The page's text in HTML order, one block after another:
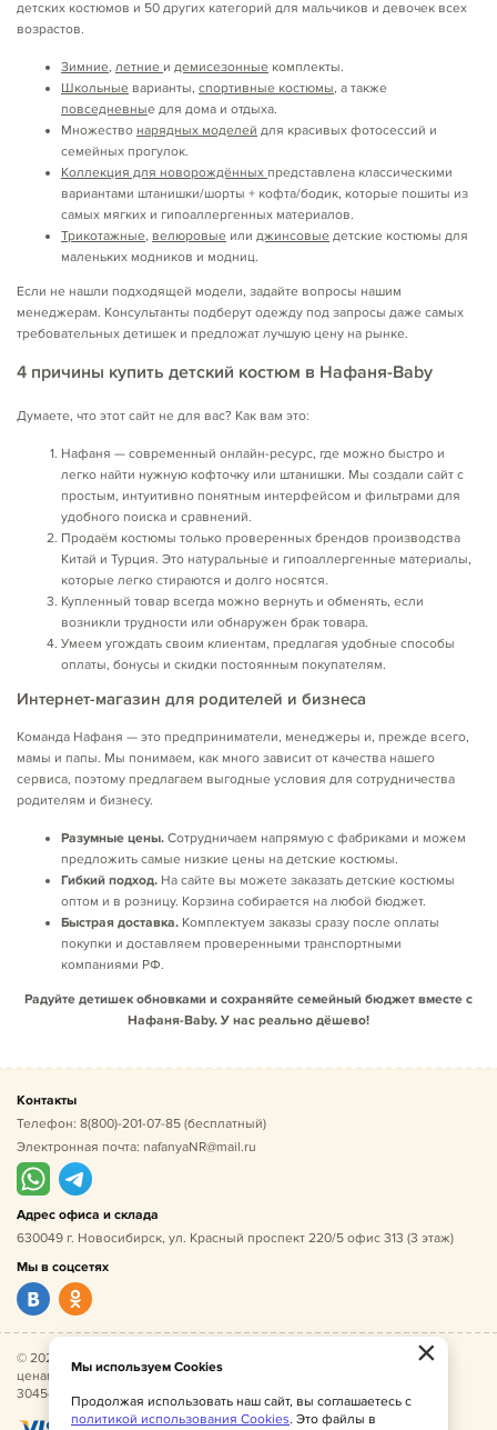
детских костюмов и 50 других категорий для мальчиков и девочек всех
возрастов.
Зимние, летние и демисезонные комплекты.
Школьные варианты, спортивные костюмы, а также
повседневные для дома и отдыха.
Множество нарядных моделей для красивых фотосессий и
семейных прогулок.
Коллекция для новорождённых представлена классическими
вариантами штанишки/шорты + кофта/бодик, которые пошиты из
самых мягких и гипоаллергенных материалов.
Трикотажные, велюровые или джинсовые детские костюмы для
маленьких модников и модниц.
Если не нашли подходящей модели, задайте вопросы нашим
менеджерам. Консультанты подберут одежду под запросы даже самых
требовательных детишек и предложат лучшую цену на рынке.
4 причины купить детский костюм в Нафаня-Baby
Думаете, что этот сайт не для вас? Как вам это:
Нафаня — современный онлайн-ресурс, где можно быстро и
легко найти нужную кофточку или штанишки. Мы создали сайт с
простым, интуитивно понятным интерфейсом и фильтрами для
удобного поиска и сравнений.
Продаём костюмы только проверенных брендов производства
Китай и Турция. Это натуральные и гипоаллергенные материалы,
которые легко стираются и долго носятся.
Купленный товар всегда можно вернуть и обменять, если
возникли трудности или обнаружен брак товара.
Умеем угождать своим клиентам, предлагая удобные способы
оплаты, бонусы и скидки постоянным покупателям.
Интернет-магазин для родителей и бизнеса
Команда Нафаня — это предприниматели, менеджеры и, прежде всего,
мамы и папы. Мы понимаем, как много зависит от качества нашего
сервиса, поэтому предлагаем выгодные условия для сотрудничества
родителям и бизнесу.
Разумные цены. Сотрудничаем напрямую с фабриками и можем
предложить самые низкие цены на детские костюмы.
Гибкий подход. На сайте вы можете заказать детские костюмы
оптом и в розницу. Корзина собирается на любой бюджет.
Быстрая доставка. Комплектуем заказы сразу после оплаты
покупки и доставляем проверенными транспортными
компаниями РФ.
Радуйте детишек обновками и сохраняйте семейный бюджет вместе с
Нафаня-Baby. У нас реально дёшево!
Контакты
Телефон: 8(800)-201-07-85 (бесплатный)
Электронная почта: nafanyaNR@mail.ru
Адрес офиса и склада
630049 г. Новосибирск, ул. Красный проспект 220/5 офис 313 (3 этаж)
Мы в соцсетях
© 2026 Нафаня — оптовые поставки детской одежды по
ценам производителя. ИНН 541005493544, ОГРН
304541027500052.
×
Мы используем Cookies
Продолжая использовать наш сайт, вы соглашаетесь с
политикой использования Cookies. Это файлы в